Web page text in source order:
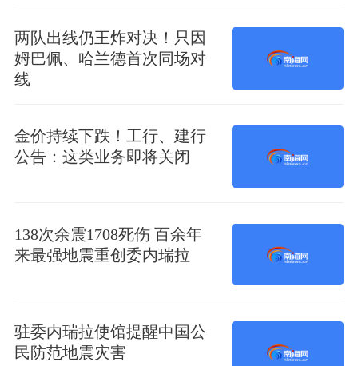
两队出线仍王炸对决！只因
姆巴佩、哈兰德首次同场对
线
金价持续下跌！工行、建行
公告：这类业务即将关闭
138次余震1708死伤 百余年
来最强地震重创委内瑞拉
驻委内瑞拉使馆提醒中国公
民防范地震灾害